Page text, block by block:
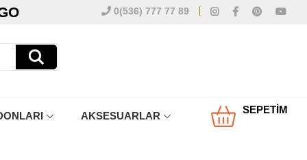
0(536) 777 77 89
SEPETIM
AKSESUARLAR